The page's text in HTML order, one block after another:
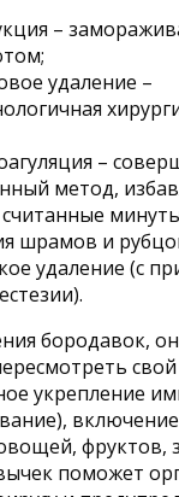
–
удаление –
–
метод,
шрамов и
удаление (с
бородавок,
укрепление
фруктов,
поможет